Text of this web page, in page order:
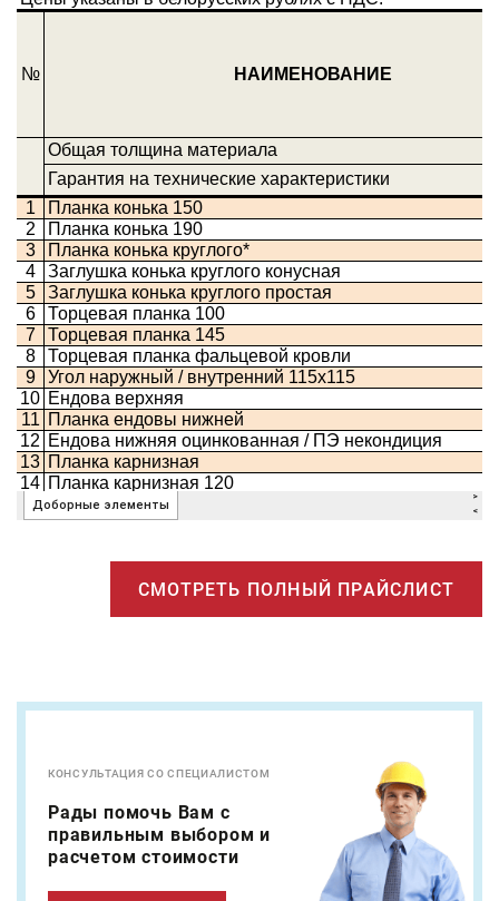
СМОТРЕТЬ ПОЛНЫЙ ПРАЙСЛИСТ
КОНСУЛЬТАЦИЯ СО СПЕЦИАЛИСТОМ
Рады помочь Вам с
правильным выбором и
расчетом стоимости